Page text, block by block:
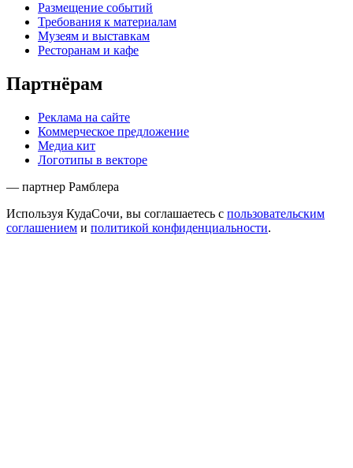
Размещение событий
Требования к материалам
Музеям и выставкам
Ресторанам и кафе
Партнёрам
Реклама на сайте
Коммерческое предложение
Медиа кит
Логотипы в векторе
— партнер Рамблера
Используя КудаСочи, вы соглашаетесь с пользовательским
соглашением и политикой конфиденциальности.